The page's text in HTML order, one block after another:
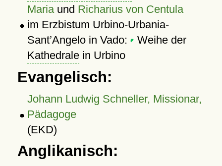
Mariaund Richarius von Centula
im Erzbistum Urbino-Urbania-
Sant’Angelo in Vado:
Weihe der
Kathedralein Urbino
Evangelisch:
Johann Ludwig Schneller, Missionar,
Pädagoge
(EKD)
Anglikanisch: